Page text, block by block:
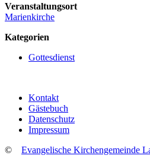
Veranstaltungsort
Marienkirche
Kategorien
Gottesdienst
Kontakt
Gästebuch
Datenschutz
Impressum
© Evangelische Kirchengemeinde